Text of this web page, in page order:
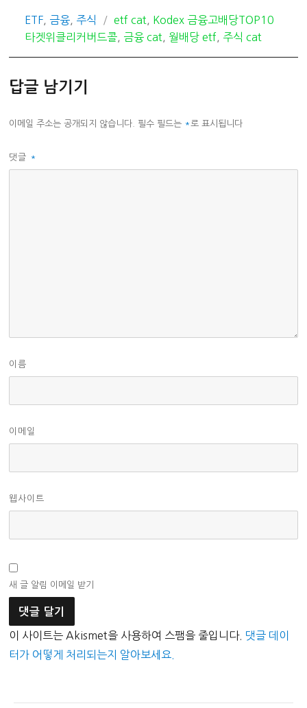
카
테
ETF, 금융, 주식
태
그
etf cat, Kodex 금융고배당TOP10
타겟위클리커버드콜, 금융 cat, 월배당 etf, 주식 cat
답글 남기기
이메일 주소는 공개되지 않습니다. 필수 필드는 *로 표시됩니다
댓글 *
이름
이메일
웹사이트
새 글 알림 이메일 받기
이 사이트는 Akismet을 사용하여 스팸을 줄입니다. 댓글 데이
터가 어떻게 처리되는지 알아보세요.